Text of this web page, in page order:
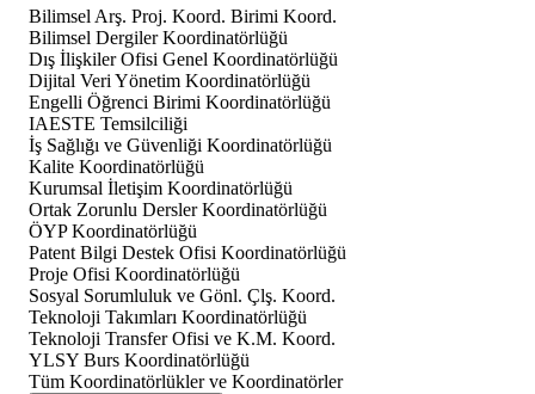
Bilimsel Arş. Proj. Koord. Birimi Koord.
Bilimsel Dergiler Koordinatörlüğü
Dış İlişkiler Ofisi Genel Koordinatörlüğü
Dijital Veri Yönetim Koordinatörlüğü
Engelli Öğrenci Birimi Koordinatörlüğü
IAESTE Temsilciliği
İş Sağlığı ve Güvenliği Koordinatörlüğü
Kalite Koordinatörlüğü
Kurumsal İletişim Koordinatörlüğü
Ortak Zorunlu Dersler Koordinatörlüğü
ÖYP Koordinatörlüğü
Patent Bilgi Destek Ofisi Koordinatörlüğü
Proje Ofisi Koordinatörlüğü
Sosyal Sorumluluk ve Gönl. Çlş. Koord.
Teknoloji Takımları Koordinatörlüğü
Teknoloji Transfer Ofisi ve K.M. Koord.
YLSY Burs Koordinatörlüğü
Tüm Koordinatörlükler ve Koordinatörler